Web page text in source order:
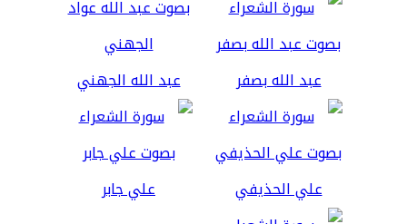
عبد الله بصفر عبد الله الجهني
علي الحذيفي علي جابر